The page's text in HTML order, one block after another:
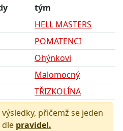
tým
HELL MASTERS
POMATENCI
Ohýnkovi
Malomocný
TŘIZKOLÍNA
přičemž se jeden
dle pravidel.